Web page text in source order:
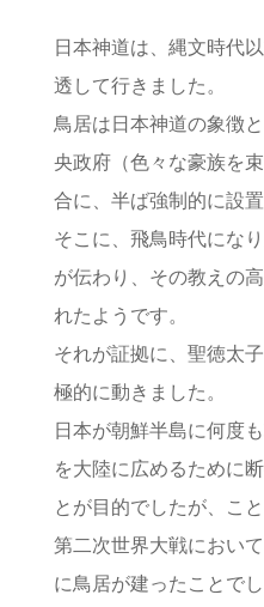
日本神道は、縄文時代
透して行きました。
鳥居は日本神道の象徴
央政府（色々な豪族を
合に、半ば強制的に設
そこに、飛鳥時代にな
が伝わり、その教えの
れたようです。
それが証拠に、聖徳太
極的に動きました。
日本が朝鮮半島に何度
を大陸に広めるために
とが目的でしたが、こ
第二次世界大戦におい
に鳥居が建ったことでし